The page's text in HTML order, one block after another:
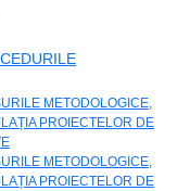
METODOLOGICE,
PROIECTELOR DE
METODOLOGICE,
PROIECTELOR DE